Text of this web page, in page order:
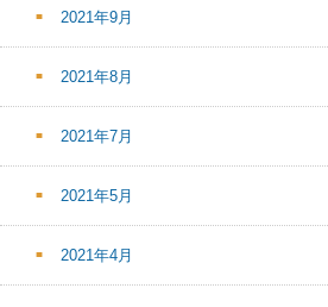
2021年9月
2021年8月
2021年7月
2021年5月
2021年4月